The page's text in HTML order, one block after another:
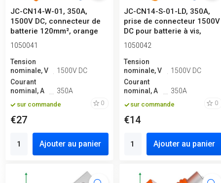
JC-CN14-W-01, 350A,
1500V DC, connecteur de
batterie 120mm², orange
1050041
Tension
nominale, V
1500V DC
Courant
nominal, A
350A
sur commande 0
€27
Ajouter au panier
JC-CN14-S-01-LD, 350A,
prise de connecteur 1500V
DC pour batterie à vis,
orange
1050042
Tension
nominale, V
1500V DC
Courant
nominal, A
350A
sur commande 0
€14
Ajouter au panier